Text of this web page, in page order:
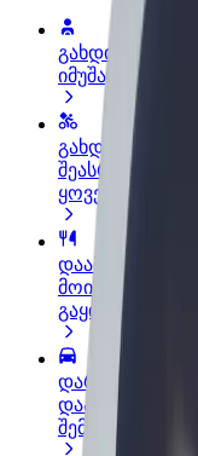
გახდი
იმუშავე
გახდი კურიერი
შეასრულე
დაამატე
მოიზიდე მეტი
გაყიდვები
დაამატე შენი
შემოსავალი